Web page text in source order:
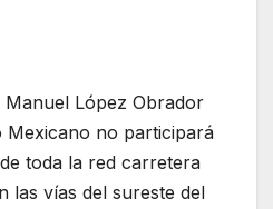
Manuel López Obrador
Mexicano no participará
toda la red carretera
las vías del sureste del